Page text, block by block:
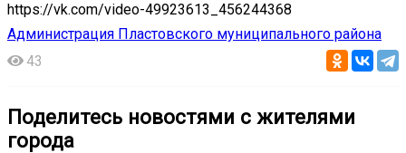
https://vk.com/video-49923613_456244368
Администрация Пластовского муниципального района
43
Поделитесь новостями с жителями
города